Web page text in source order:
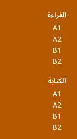
القراءة
A1
A2
B1
B2
الكتابة
A1
A2
B1
B2